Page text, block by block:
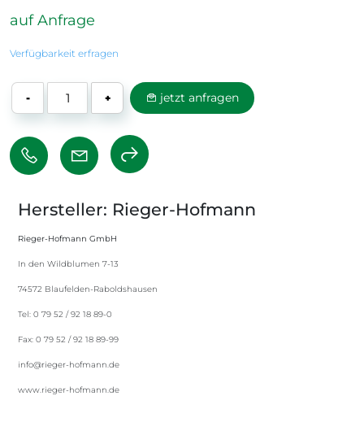
auf Anfrage
Verfügbarkeit erfragen
- + jetzt anfragen
Hersteller: Rieger-Hofmann
Rieger-Hofmann GmbH
In den Wildblumen 7-13
74572 Blaufelden-Raboldshausen
Tel: 0 79 52 / 92 18 89-0
Fax: 0 79 52 / 92 18 89-99
info@rieger-hofmann.de
www.rieger-hofmann.de